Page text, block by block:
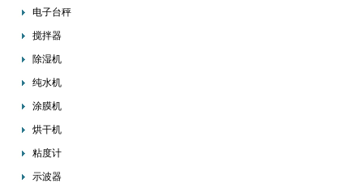
电子台秤
搅拌器
除湿机
纯水机
涂膜机
烘干机
粘度计
示波器